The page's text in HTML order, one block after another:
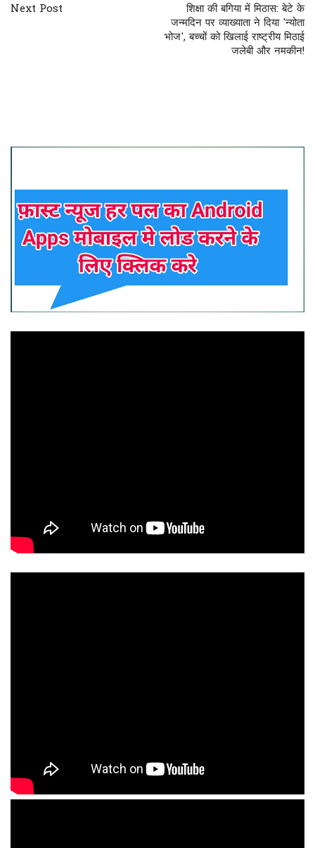
Next Post
शिक्षा की बगिया में मिठास: बेटे के
जन्मदिन पर व्याख्याता ने दिया 'न्योता
भोज', बच्चों को खिलाई राष्ट्रीय मिठाई
जलेबी और नमकीन!